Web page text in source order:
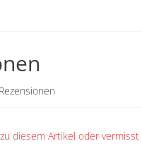
diesem Artikel oder